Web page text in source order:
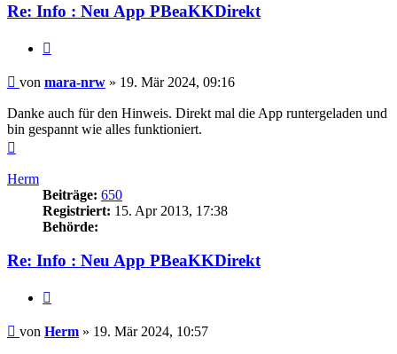
Re: Info : Neu App PBeaKKDirekt
Beitrag
von mara-nrw » 19. Mär 2024, 09:16
Danke auch für den Hinweis. Direkt mal die App runtergeladen und
bin gespannt wie alles funktioniert.
Herm
Beiträge: 650
Registriert: 15. Apr 2013, 17:38
Behörde:
Re: Info : Neu App PBeaKKDirekt
Beitrag
von Herm » 19. Mär 2024, 10:57